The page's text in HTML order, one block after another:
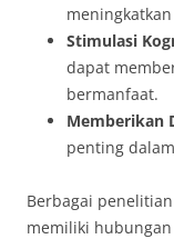
Stimulasi
dapat
bermanfaat.
Memberikan
penting
Berbagai
memiliki